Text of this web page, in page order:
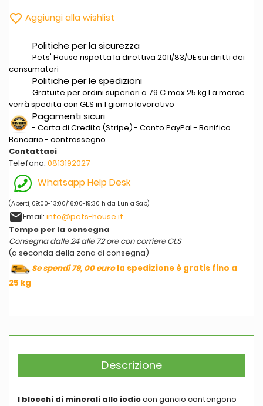
 Aggiungi alla wishlist
Politiche per la sicurezza
Pets' House rispetta la direttiva 2011/83/UE sui diritti dei
consumatori
Politiche per le spedizioni
Gratuite per ordini superiori a 79 € max 25 kg La merce
verrà spedita con GLS in 1 giorno lavorativo
Pagamenti sicuri
- Carta di Credito (Stripe) - Conto PayPal - Bonifico
Bancario - contrassegno
Contattaci
Telefono: 0813192027
Whatsapp Help Desk
(Aperti, 09:00-13:00/16:00-19:30 h da Lun a Sab)
emailEmail: info@pets-house.it
Tempo per la consegna
Consegna dalle 24 alle 72 ore con corriere GLS
(a seconda della zona di consegna)
Se spendi 79, 00 eurola spedizione è gratis fino a
25 kg
Descrizione
I blocchi di minerali allo iodiocon gancio contengono